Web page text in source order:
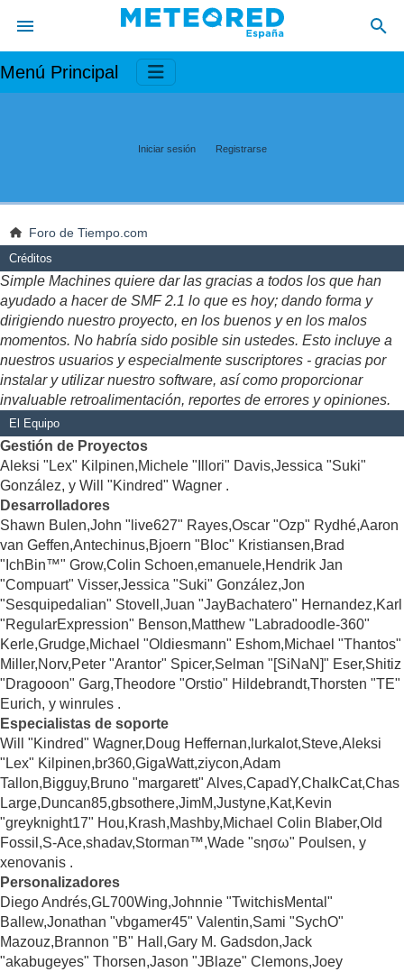
Menú Principal
Iniciar sesión Registrarse
Foro de Tiempo.com
Créditos
Simple Machines quiere dar las gracias a todos los que han
ayudado a hacer de SMF 2.1 lo que es hoy; dando forma y
dirigiendo nuestro proyecto, en los buenos y en los malos
momentos. No habría sido posible sin ustedes. Esto incluye a
nuestros usuarios y especialmente suscriptores - gracias por
instalar y utilizar nuestro software, así como proporcionar
invaluable retroalimentación, reportes de errores y opiniones.
El Equipo
Gestión de Proyectos
Aleksi "Lex" Kilpinen,Michele "Illori" Davis,Jessica "Suki"
González, y Will "Kindred" Wagner .
Desarrolladores
Shawn Bulen,John "live627" Rayes,Oscar "Ozp" Rydhé,Aaron
van Geffen,Antechinus,Bjoern "Bloc" Kristiansen,Brad
"IchBin™" Grow,Colin Schoen,emanuele,Hendrik Jan
"Compuart" Visser,Jessica "Suki" González,Jon
"Sesquipedalian" Stovell,Juan "JayBachatero" Hernandez,Karl
"RegularExpression" Benson,Matthew "Labradoodle-360"
Kerle,Grudge,Michael "Oldiesmann" Eshom,Michael "Thantos"
Miller,Norv,Peter "Arantor" Spicer,Selman "[SiNaN]" Eser,Shitiz
"Dragooon" Garg,Theodore "Orstio" Hildebrandt,Thorsten "TE"
Eurich, y winrules .
Especialistas de soporte
Will "Kindred" Wagner,Doug Heffernan,lurkalot,Steve,Aleksi
"Lex" Kilpinen,br360,GigaWatt,ziycon,Adam
Tallon,Bigguy,Bruno "margarett" Alves,CapadY,ChalkCat,Chas
Large,Duncan85,gbsothere,JimM,Justyne,Kat,Kevin
"greyknight17" Hou,Krash,Mashby,Michael Colin Blaber,Old
Fossil,S-Ace,shadav,Storman™,Wade "sησω" Poulsen, y
xenovanis .
Personalizadores
Diego Andrés,GL700Wing,Johnnie "TwitchisMental"
Ballew,Jonathan "vbgamer45" Valentin,Sami "SychO"
Mazouz,Brannon "B" Hall,Gary M. Gadsdon,Jack
"akabugeyes" Thorsen,Jason "JBlaze" Clemons,Joey